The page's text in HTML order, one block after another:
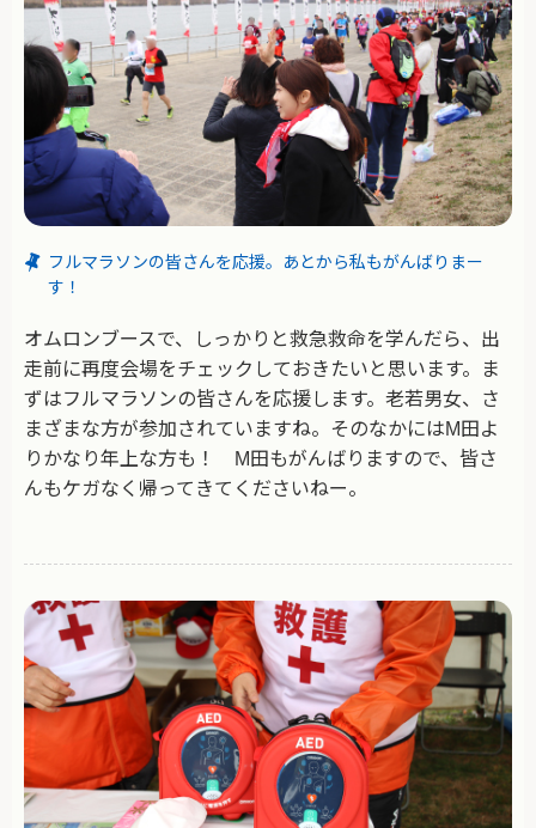
フルマラソンの皆さんを応援。あとから私もがんばりまー
す！
オムロンブースで、しっかりと救急救命を学んだら、出
走前に再度会場をチェックしておきたいと思います。ま
ずはフルマラソンの皆さんを応援します。老若男女、さ
まざまな方が参加されていますね。そのなかにはM田よ
りかなり年上な方も！ M田もがんばりますので、皆さ
んもケガなく帰ってきてくださいねー。